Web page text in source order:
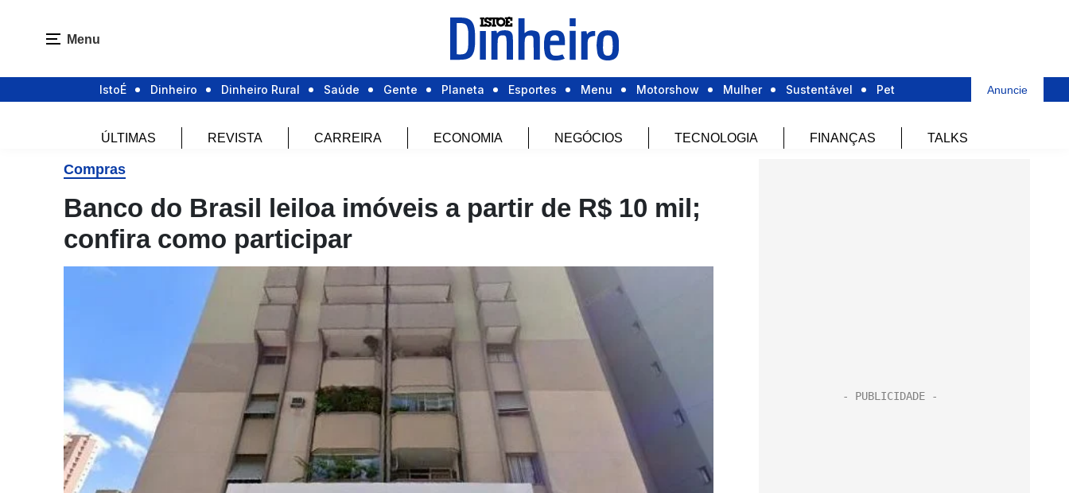
Menu
IstoÉ Dinheiro Dinheiro Rural Saúde Gente Planeta Esportes Menu Motorshow Mulher Sustentável Pet Anuncie
ÚLTIMAS REVISTA CARREIRA ECONOMIA NEGÓCIOS TECNOLOGIA FINANÇAS TALKS
Compras
Banco do Brasil leiloa imóveis a partir de R$ 10 mil;
confira como participar